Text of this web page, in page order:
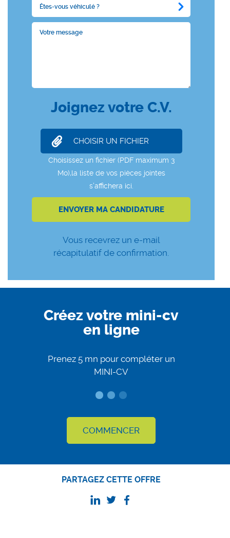
Joignez votre C.V.
Vous recevrez un e-mail
récapitulatif de confirmation.
Créez votre mini-cv
en ligne
Prenez 5 mn pour compléter un
MINI-CV
COMMENCER
PARTAGEZ CETTE OFFRE